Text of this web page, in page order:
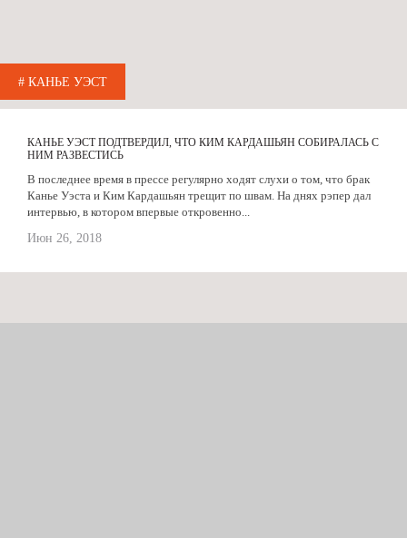
# КАНЬЕ УЭСТ
КАНЬЕ УЭСТ ПОДТВЕРДИЛ, ЧТО КИМ КАРДАШЬЯН СОБИРАЛАСЬ С
НИМ РАЗВЕСТИСЬ
В последнее время в прессе регулярно ходят слухи о том, что брак
Канье Уэста и Ким Кардашьян трещит по швам. На днях рэпер дал
интервью, в котором впервые откровенно...
Июн 26, 2018